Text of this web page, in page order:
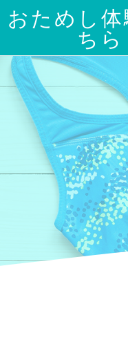
おためし体
ちら